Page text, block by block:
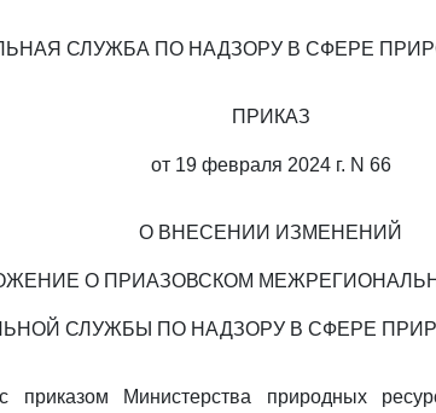
СЛУЖБА ПО НАДЗОРУ В СФЕРЕ
ПРИКАЗ
от 19 февраля 2024 г. N 66
О ВНЕСЕНИИ ИЗМЕНЕНИЙ
О ПРИАЗОВСКОМ
СЛУЖБЫ ПО НАДЗОРУ В СФЕРЕ
приказом Министерства природных